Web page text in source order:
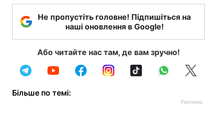
Не пропустіть головне! Підпишіться на
наші оновлення в Google!
Або читайте нас там, де вам зручно!
Більше по темі: